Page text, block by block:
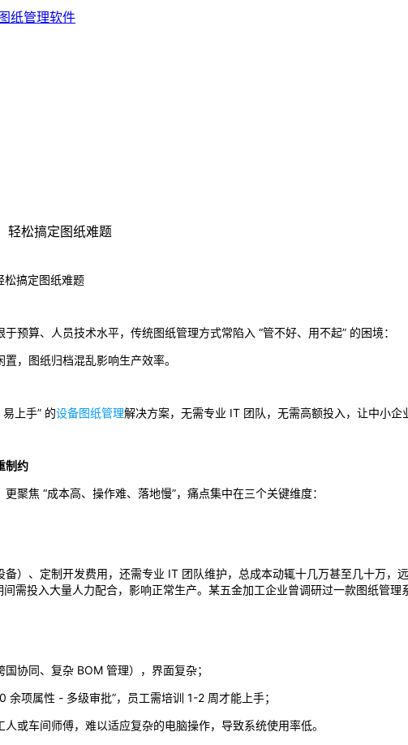
轻松搞定图纸难题
松搞定图纸难题
预算、人员技术水平，传统图纸管理方式常陷入 “管不好、用不起” 的困境：
，图纸归档混乱影响生产效率。
上手” 的设备图纸管理解决方案，无需专业 IT 团队，无需高额投入，让中小
制约
聚焦 “成本高、操作难、落地慢”，痛点集中在三个关键维度：
）、定制开发费用，还需专业 IT 团队维护，总成本动辄十几万甚至几十万
需投入大量人力配合，影响正常生产。某五金加工企业曾调研过一款图纸管
协同、复杂 BOM 管理），界面复杂；
项属性 - 多级审批”，员工需培训 1-2 周才能上手；
或车间师傅，难以适应复杂的电脑操作，导致系统使用率低。